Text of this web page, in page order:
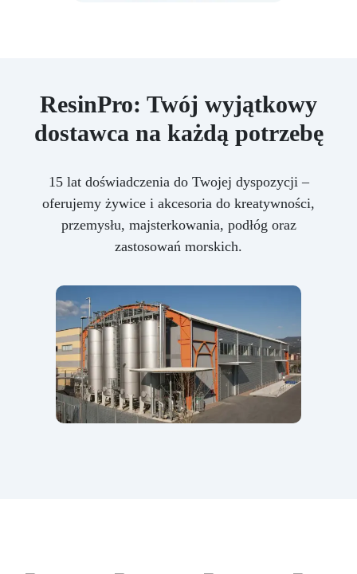
ResinPro: Twój wyjątkowy
dostawca na każdą potrzebę
15 lat doświadczenia do Twojej dyspozycji –
oferujemy żywice i akcesoria do kreatywności,
przemysłu, majsterkowania, podłóg oraz
zastosowań morskich.